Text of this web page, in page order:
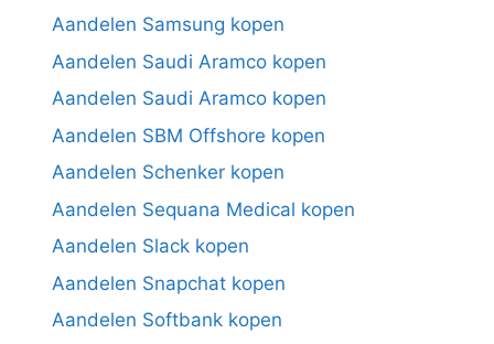
Aandelen Samsung kopen
Aandelen Saudi Aramco kopen
Aandelen Saudi Aramco kopen
Aandelen SBM Offshore kopen
Aandelen Schenker kopen
Aandelen Sequana Medical kopen
Aandelen Slack kopen
Aandelen Snapchat kopen
Aandelen Softbank kopen